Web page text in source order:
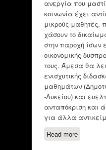
ανεργία που
κοινωνία έχει
μικρούς μαθητές,
χάσουν το
στην παροχή ίσων
οικονομικής
τους. Άμεσα θα
ενισχυτικής
μαθημάτων
-Λυκείου) και
ανταπόκριση και
για άλλα
Read moreabout